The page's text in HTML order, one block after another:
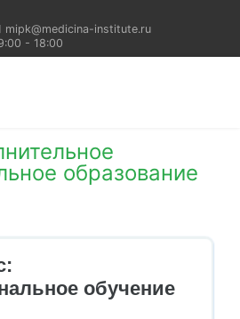
mipk@medicina-institute.ru
- 18:00
обучение